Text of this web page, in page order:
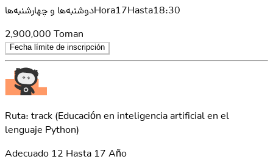
دوشنبه‌ها و چهارشنبه‌هاHora17Hasta18:30
2,900,000 Toman
Fecha límite de inscripción
Ruta: track (Educación en inteligencia artificial en el
lenguaje Python)
Adecuado 12 Hasta 17 Año